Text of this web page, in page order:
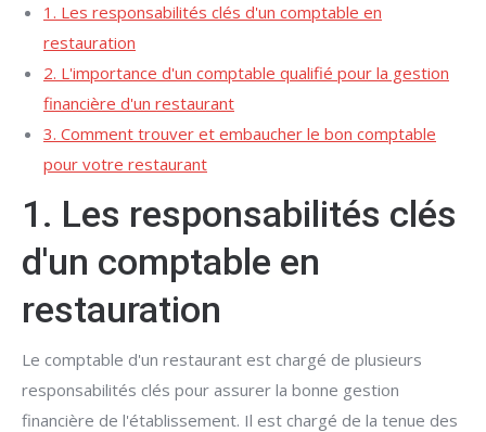
1. Les responsabilités clés d'un comptable en
restauration
2. L'importance d'un comptable qualifié pour la gestion
financière d'un restaurant
3. Comment trouver et embaucher le bon comptable
pour votre restaurant
1. Les responsabilités clés
d'un comptable en
restauration
Le comptable d'un restaurant est chargé de plusieurs
responsabilités clés pour assurer la bonne gestion
financière de l'établissement. Il est chargé de la tenue des